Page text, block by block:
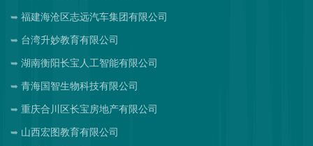
福建海沧区志远汽车集团有限公司
台湾升妙教育有限公司
湖南衡阳长宝人工智能有限公司
青海国智生物科技有限公司
重庆合川区长宝房地产有限公司
山西宏图教育有限公司